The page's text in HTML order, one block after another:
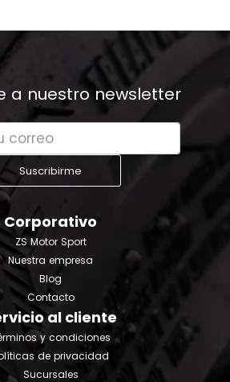
a nuestro newsletter
Suscribirme
Corporativo
ZS Motor Sport
Nuestra empresa
Blog
Contacto
al cliente
y condiciones
de privacidad
Sucursales